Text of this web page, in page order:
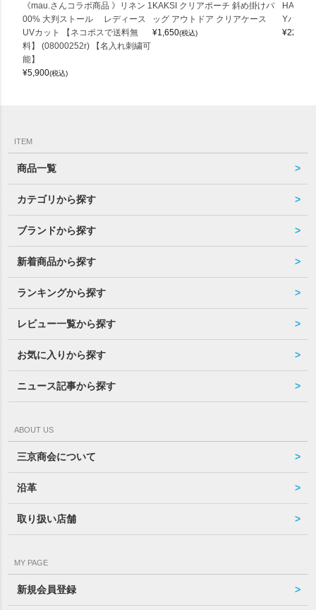
《mau.さんコラボ商品 》リネン 1
00% 大判ストール レディース
UVカット 【ネコポスで送料無
料】 (08000252r) 【名入れ刺繍可
能】
¥5,900(税込)
KAKSI クリアポーチ 斜め掛けバ
ッグ アウトドア クリアケース
¥1,650(税込)
Yバッグ
¥22,000
ITEM
商品一覧
カテゴリから探す
ブランドから探す
新着商品から探す
ランキングから探す
レビュー一覧から探す
お気に入りから探す
ニュース記事から探す
ABOUT US
三京商会について
沿革
取り扱い店舗
MY PAGE
新規会員登録